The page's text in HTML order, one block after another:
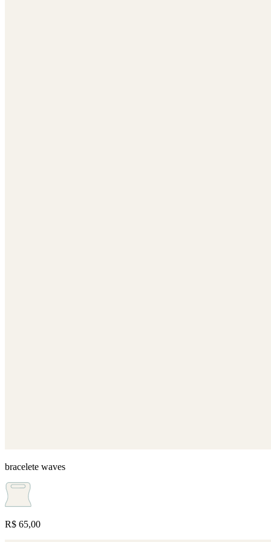
bracelete waves
R$ 65,00